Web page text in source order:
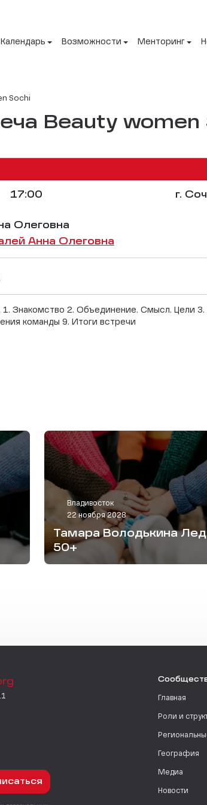
Календарь Возможности Менторинг
Sochi
Beauty women
17:00 г.
Олеговна
Анна Олеговна
1. Знакомство 2. Объединение. Смысл. Цели
команды 9. Итоги встречи
Владивосток
22 ноября 2028
Тамара Володькина
50+
Главная
Роли и
География
Медиа
Новости